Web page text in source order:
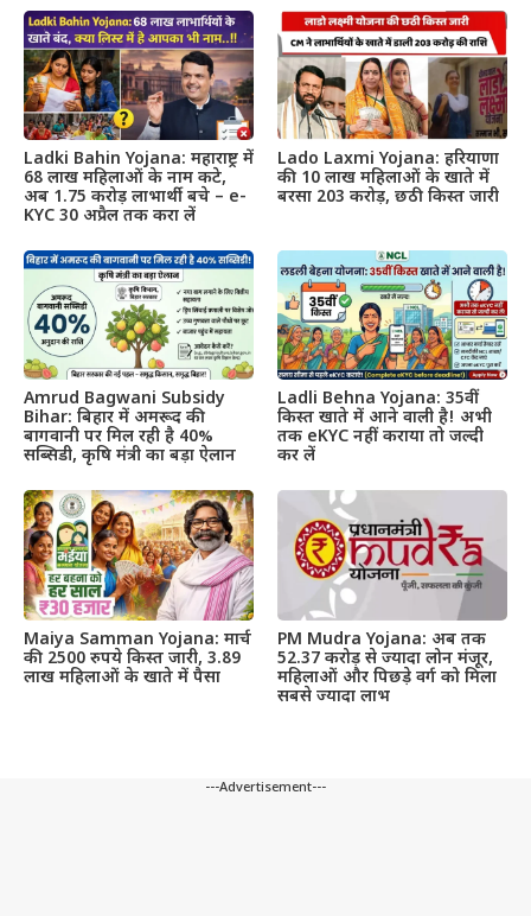
Ladki Bahin Yojana: महाराष्ट्र में
68 लाख महिलाओं के नाम कटे,
अब 1.75 करोड़ लाभार्थी बचे – e-
KYC 30 अप्रैल तक करा लें
Lado Laxmi Yojana: हरियाणा
की 10 लाख महिलाओं के खाते में
बरसा 203 करोड़, छठी किस्त जारी
Amrud Bagwani Subsidy
Bihar: बिहार में अमरूद की
बागवानी पर मिल रही है 40%
सब्सिडी, कृषि मंत्री का बड़ा ऐलान
Ladli Behna Yojana: 35वीं
किस्त खाते में आने वाली है! अभी
तक eKYC नहीं कराया तो जल्दी
कर लें
Maiya Samman Yojana: मार्च
की 2500 रुपये किस्त जारी, 3.89
लाख महिलाओं के खाते में पैसा
PM Mudra Yojana: अब तक
52.37 करोड़ से ज्यादा लोन मंजूर,
महिलाओं और पिछड़े वर्ग को मिला
सबसे ज्यादा लाभ
---Advertisement---